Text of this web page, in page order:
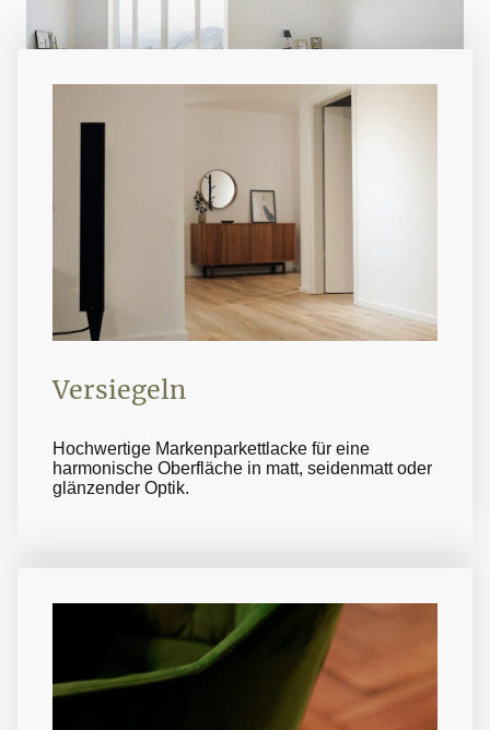
Versiegeln
Hochwertige Markenparkettlacke für eine
harmonische Oberfläche in matt, seidenmatt oder
glänzender Optik.